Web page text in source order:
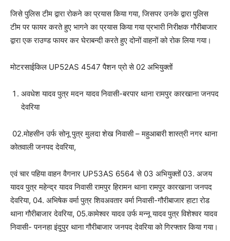
जिसे पुलिस टीम द्वारा रोकने का प्रयास किया गया, जिसपर उनके द्वारा पुलिस
टीम पर फायर करते हुए भागने का प्रयास किया गया प्रभारी निरीक्षक गौरीबाजार
द्वारा एक राउण्ड फायर कर घेराबन्दी करते हुए दोनों वाहनों को रोक लिया गया।
मोटरसाईकिल UP52AS 4547 पैशन प्रो से 02 अभियुक्तों
अवधेश यादव पुत्र मदन यादव निवासी-बरपार थाना रामपुर कारखाना जनपद
देवरिया
02.मोहसीन उर्फ सोनू पुत्र मुलदा शेख निवासी – महुआबारी शास्त्री नगर थाना
कोतवाली जनपद देवरिया,
एवं चार पहिया वाहन वैगनार UP53AS 6564 से 03 अभियुक्तों 03. अजय
यादव पुत्र महेन्द्र यादव निवासी रामपुर हिरामन थाना रामपुर कारखाना जनपद
देवरिया, 04. अभिषेक वर्मा पुत्र शिवअवतार वर्मा निवासी-गौरीबाजार हाटा रोड
थाना गौरीबाजार देवरिया, 05.कामेश्वर यादव उर्फ मन्नू यादव पुत्र विशेश्वर यादव
निवासी- पननहा इंदुपुर थाना गौरीबाजार जनपद देवरिया को गिरफ्तार किया गया।